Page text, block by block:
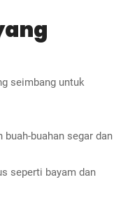
seimbang untuk
buahan segar dan
seperti bayam dan